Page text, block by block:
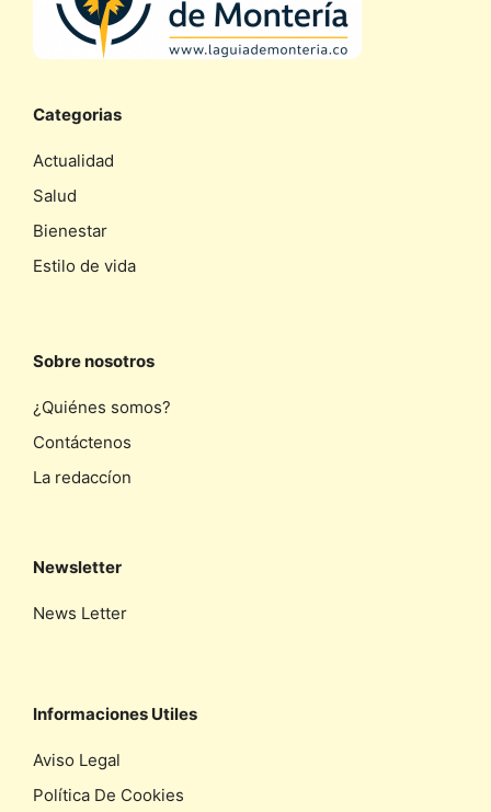
Categorias
Actualidad
Salud
Bienestar
Estilo de vida
Sobre nosotros
¿Quiénes somos?
Contáctenos
La redaccíon
Newsletter
News Letter
Informaciones Utiles
Aviso Legal
Política De Cookies